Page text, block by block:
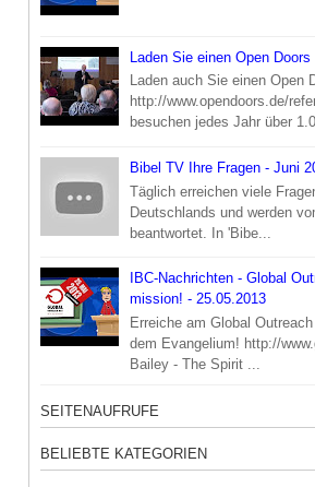
Laden Sie einen Open
Laden auch Sie einen Open
http://www.opendoors.de/referent Open Doors
besuchen jedes Jahr über
Bibel TV Ihre Fragen - Juni
Täglich erreichen viele
Deutschlands und werden
beantwortet. In 'Bibe...
IBC-Nachrichten - Global
mission! - 25.05.2013
Erreiche am Global
dem Evangelium! http://www.globaloutreachday.com/de Judy
Bailey - The Spirit ...
SEITENAUFRUFE
BELIEBTE KATEGORIEN